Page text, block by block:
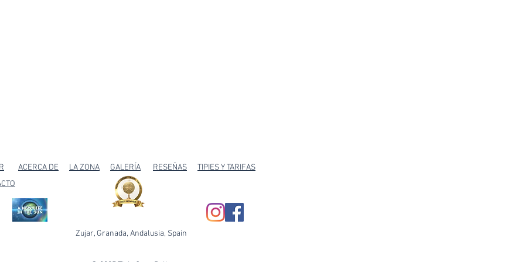
ACERCA DE LA ZONA GALERÍA RESEÑAS
TIPIES Y TARIFAS
Zujar, Granada, Andalusia, Spain